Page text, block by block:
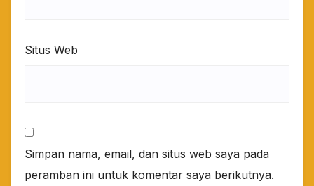
Situs Web
Simpan nama, email, dan situs web saya pada
peramban ini untuk komentar saya berikutnya.